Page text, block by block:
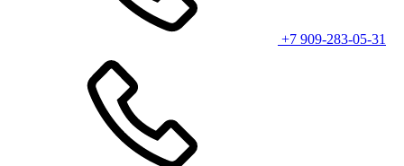
+7 909-283-05-31